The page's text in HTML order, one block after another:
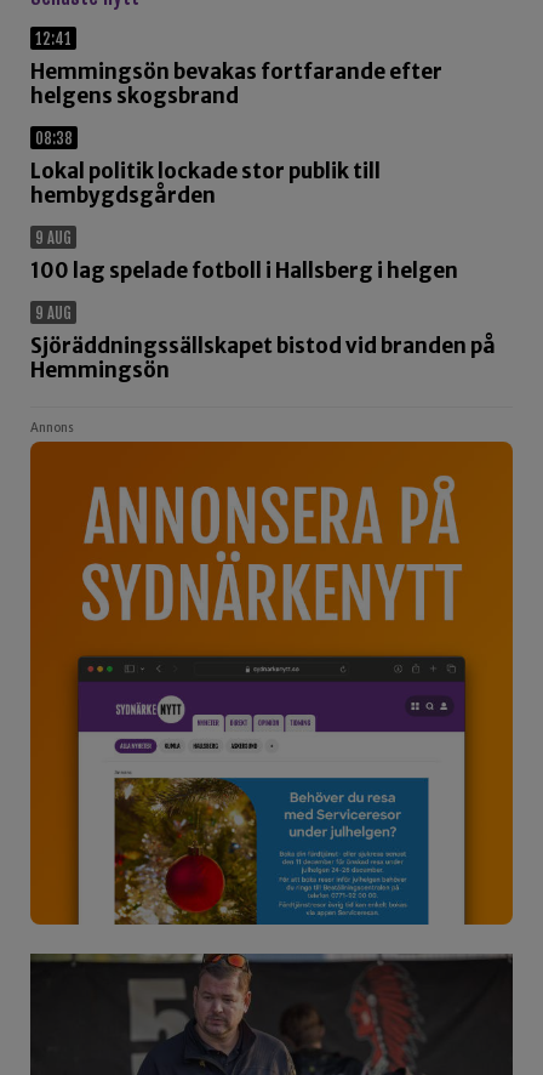
12:41
Hemmingsön bevakas fortfarande efter
helgens skogsbrand
08:38
Lokal politik lockade stor publik till
hembygdsgården
9 AUG
100 lag spelade fotboll i Hallsberg i helgen
9 AUG
Sjöräddningssällskapet bistod vid branden på
Hemmingsön
Annons